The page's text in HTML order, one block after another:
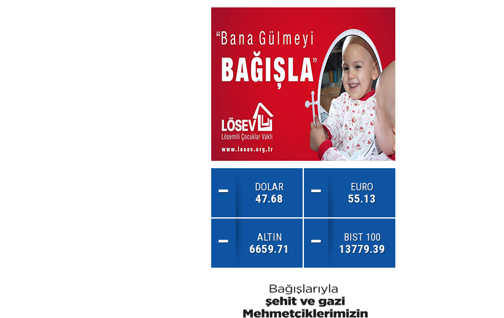
DOLAR
47.68
EURO
55.13
ALTIN
6659.71
BIST 100
13779.39